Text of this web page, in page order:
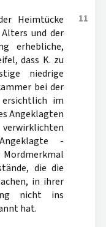
11
Heimtücke
und der
erhebliche,
dass K. zu
niedrige
bei der
im
Angeklagten
-
die die
in ihrer
nicht ins
hat.